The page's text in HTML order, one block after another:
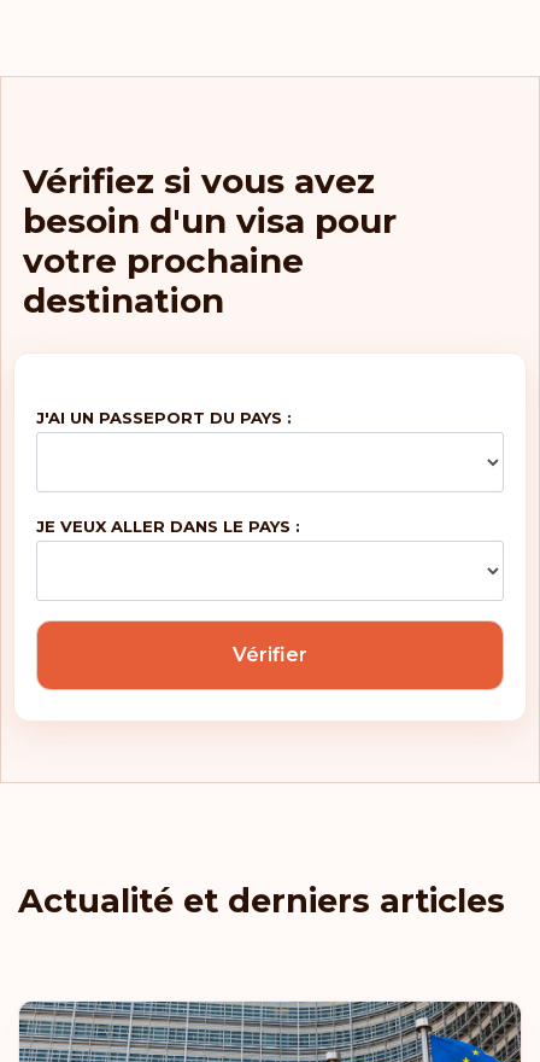
Vérifiez si vous avez
besoin d'un visa pour
votre prochaine
destination
J'AI UN PASSEPORT DU PAYS :
JE VEUX ALLER DANS LE PAYS :
Vérifier
Actualité et derniers articles